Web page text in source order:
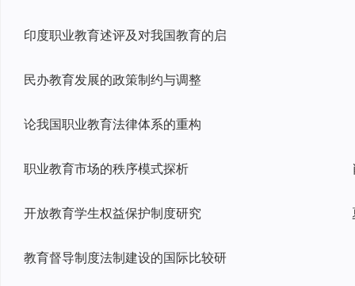
印度职业教育述评及对我国教育的启
民办教育发展的政策制约与调整
论我国职业教育法律体系的重构
职业教育市场的秩序模式探析
开放教育学生权益保护制度研究
教育督导制度法制建设的国际比较研